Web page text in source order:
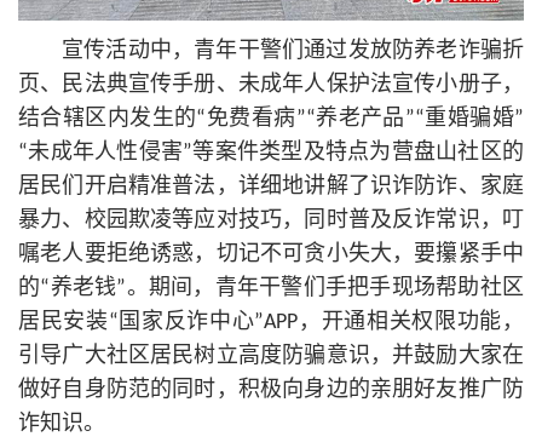
宣传活动中，青年干警们通过发放防养老诈骗折
页、民法典宣传手册、未成年人保护法宣传小册子，
结合辖区内发生的“免费看病”“养老产品”“重婚骗婚”
“未成年人性侵害”等案件类型及特点为营盘山社区的
居民们开启精准普法，详细地讲解了识诈防诈、家庭
暴力、校园欺凌等应对技巧，同时普及反诈常识，叮
嘱老人要拒绝诱惑，切记不可贪小失大，要攥紧手中
的“养老钱”。期间，青年干警们手把手现场帮助社区
居民安装“国家反诈中心”APP，开通相关权限功能，
引导广大社区居民树立高度防骗意识，并鼓励大家在
做好自身防范的同时，积极向身边的亲朋好友推广防
诈知识。